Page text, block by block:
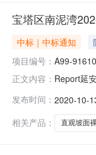
宝塔区南泥湾
中标｜中标通知
项目编号： A99-
正文内容： Report延
交易中心
发布时间： 2020-10-
相关产品：
直观坡面